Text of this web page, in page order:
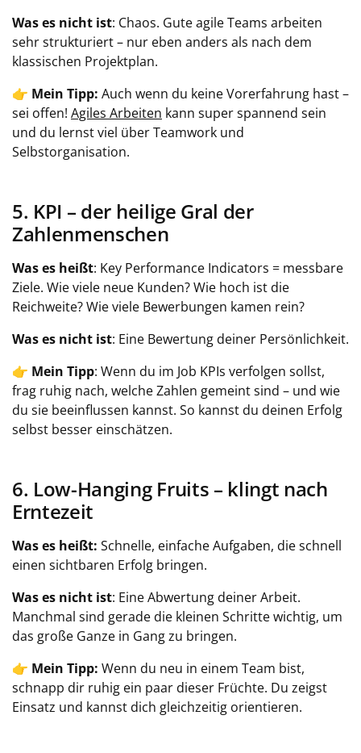
Was es nicht ist: Chaos. Gute agile Teams arbeiten
sehr strukturiert – nur eben anders als nach dem
klassischen Projektplan.
👉 Mein Tipp: Auch wenn du keine Vorerfahrung hast –
sei offen! Agiles Arbeiten kann super spannend sein
und du lernst viel über Teamwork und
Selbstorganisation.
5. KPI – der heilige Gral der
Zahlenmenschen
Was es heißt: Key Performance Indicators = messbare
Ziele. Wie viele neue Kunden? Wie hoch ist die
Reichweite? Wie viele Bewerbungen kamen rein?
Was es nicht ist: Eine Bewertung deiner Persönlichkeit.
👉 Mein Tipp: Wenn du im Job KPIs verfolgen sollst,
frag ruhig nach, welche Zahlen gemeint sind – und wie
du sie beeinflussen kannst. So kannst du deinen Erfolg
selbst besser einschätzen.
6. Low-Hanging Fruits – klingt nach
Erntezeit
Was es heißt: Schnelle, einfache Aufgaben, die schnell
einen sichtbaren Erfolg bringen.
Was es nicht ist: Eine Abwertung deiner Arbeit.
Manchmal sind gerade die kleinen Schritte wichtig, um
das große Ganze in Gang zu bringen.
👉 Mein Tipp: Wenn du neu in einem Team bist,
schnapp dir ruhig ein paar dieser Früchte. Du zeigst
Einsatz und kannst dich gleichzeitig orientieren.